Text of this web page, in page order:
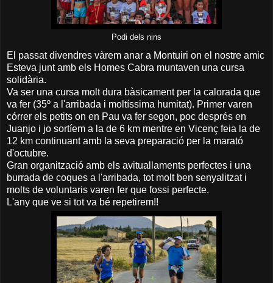
Podi dels nins
El passat divendres vàrem anar a Montuiri on el nostre amic
Esteva junt amb els Homes Cabra muntaven una cursa
solidària.
Va ser una cursa molt dura bàsicament per la calorada que
va fer (35º a l'arribada i moltíssima humitat). Primer varen
córrer els petits on en Pau va fer segon, poc després en
Juanjo i jo sortíem a la de 6 km mentre en Vicenç feia la de
12 km continuant amb la seva preparació per la marató
d'octubre.
Gran organització amb els avituallaments perfectes i una
burrada de coques a l'arribada, tot molt ben senyalitzat i
molts de voluntaris varen fer que fossi perfecte.
L'any que ve si tot va bé repetirem!!